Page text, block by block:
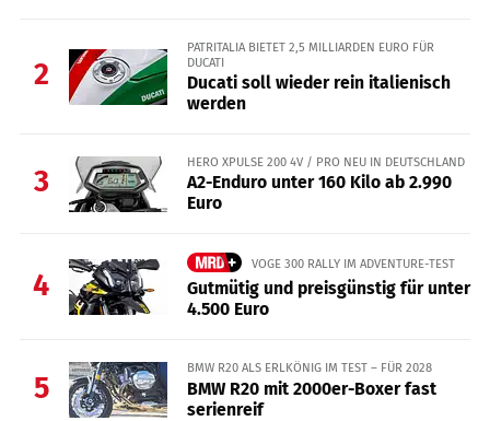
2
PATRITALIA BIETET 2,5 MILLIARDEN EURO FÜR
DUCATI
Ducati soll wieder rein italienisch
werden
3
HERO XPULSE 200 4V / PRO NEU IN DEUTSCHLAND
A2-Enduro unter 160 Kilo ab 2.990
Euro
4
VOGE 300 RALLY IM ADVENTURE-TEST
Gutmütig und preisgünstig für unter
4.500 Euro
5
BMW R20 ALS ERLKÖNIG IM TEST – FÜR 2028
BMW R20 mit 2000er-Boxer fast
serienreif